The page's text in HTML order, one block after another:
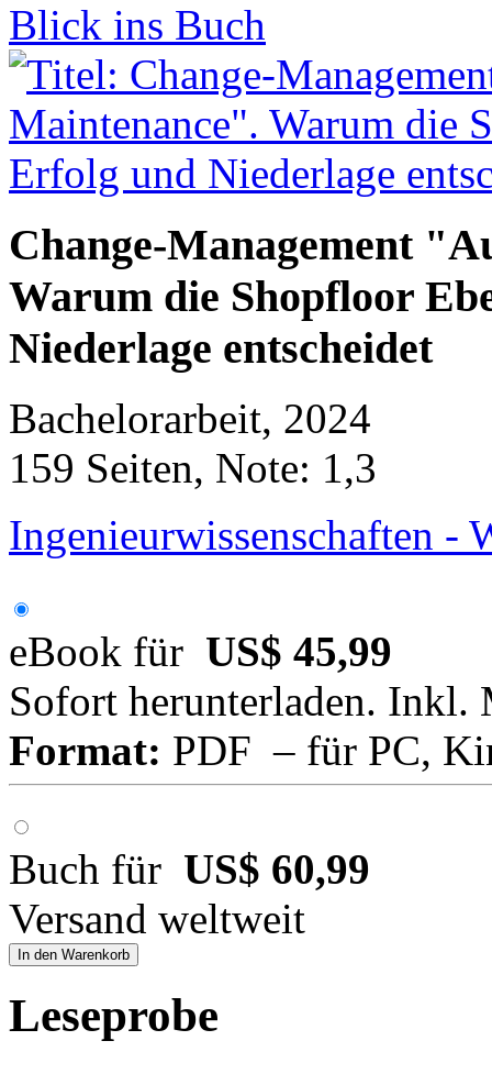
Blick ins Buch
Change-Management
Warum die Shopfloor
Niederlage entscheidet
Bachelorarbeit, 2024
159 Seiten, Note: 1,3
Ingenieurwissenschaften -
eBook für US$ 45,99
Sofort herunterladen. Inkl.
Format: PDF – für PC,
Buch für US$ 60,99
Versand weltweit
In den Warenkorb
Leseprobe